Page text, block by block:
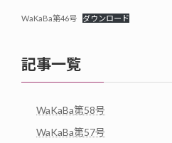
WaKaBa第46号 ダウンロード
記事一覧
WaKaBa第58号
WaKaBa第57号